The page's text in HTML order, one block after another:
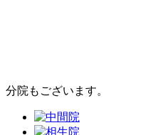
分院もございます。